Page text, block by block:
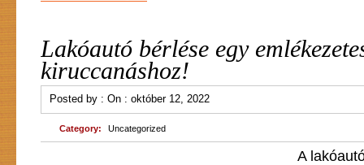
Lakóautó bérlése egy
kiruccanáshoz!
Posted by : On : október 12, 2022
Category: Uncategorized
A